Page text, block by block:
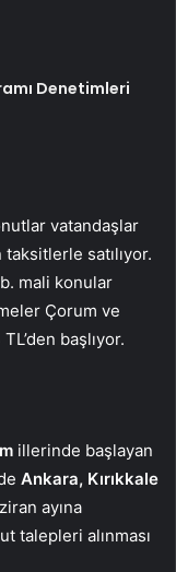
Denetimleri
vatandaşlar
satılıyor.
mali konular
Çorum ve
başlıyor.
illerinde başlayan
Ankara, Kırıkkale
ayına
talepleri alınması